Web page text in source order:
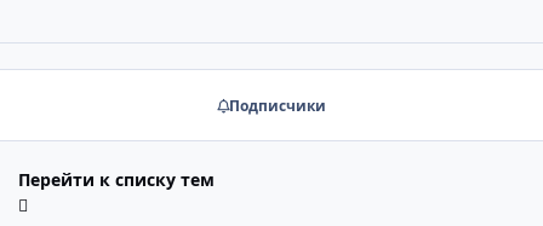
Подписчики
Перейти к списку тем